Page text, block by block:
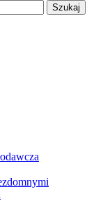
Szukaj